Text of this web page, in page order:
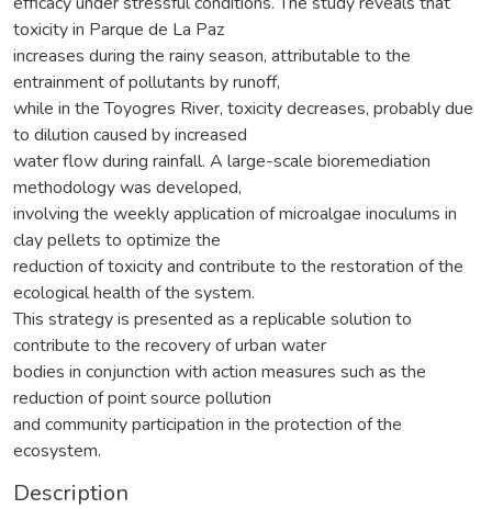
toxicity in Parque de La Paz
increases during the rainy season, attributable to the
entrainment of pollutants by runoff,
while in the Toyogres River, toxicity decreases, probably due
to dilution caused by increased
water flow during rainfall. A large-scale bioremediation
methodology was developed,
involving the weekly application of microalgae inoculums in
clay pellets to optimize the
reduction of toxicity and contribute to the restoration of the
ecological health of the system.
This strategy is presented as a replicable solution to
contribute to the recovery of urban water
bodies in conjunction with action measures such as the
reduction of point source pollution
and community participation in the protection of the
ecosystem.
Description